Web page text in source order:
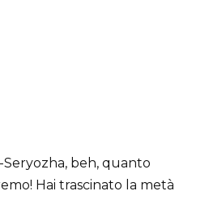
beh, quanto
Hai trascinato la metà